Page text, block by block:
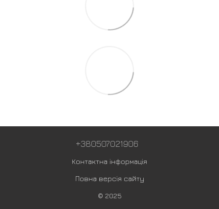
+380507021906
Контактна інформація
Повна версія сайту
© 2025